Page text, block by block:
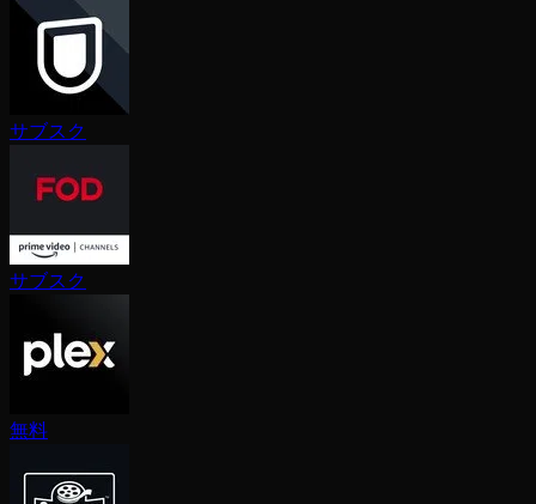
サブスク
サブスク
無料